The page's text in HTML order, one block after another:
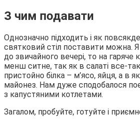
З чим подавати
Однозначно підходить і як
святковий стіл поставити можна.
до звичайного вечері, то на
менш ситне, так як в салаті все-
пристойно білка – м’ясо, яйця, а в
майонез. Нам дуже сподобалося
з капустяними котлетами.
Загалом, пробуйте, готуйте і